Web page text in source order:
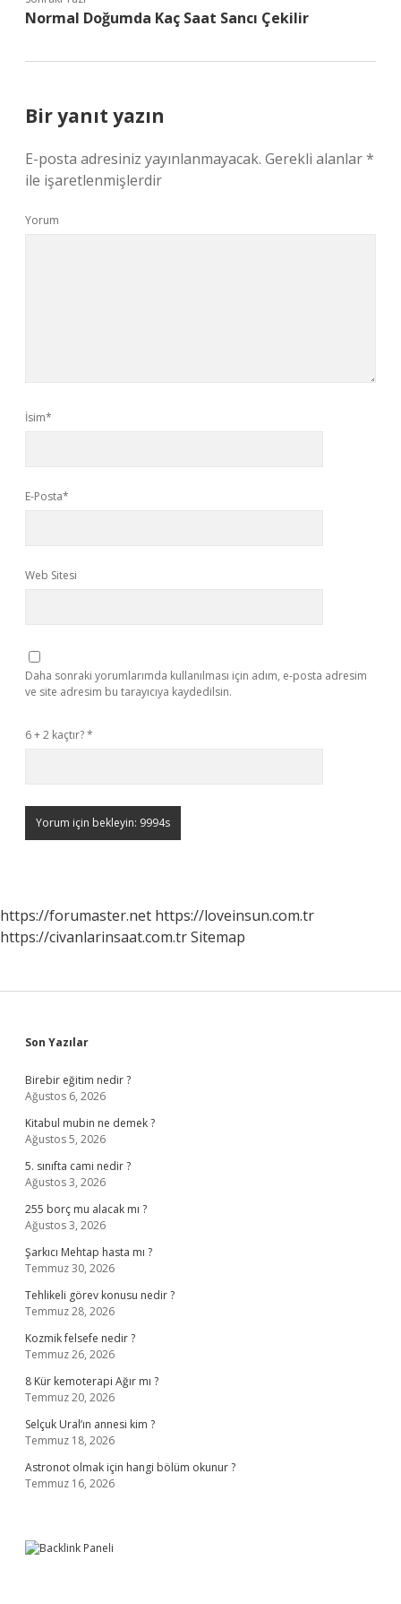
Normal Doğumda Kaç Saat Sancı Çekilir
Bir yanıt yazın
E-posta adresiniz yayınlanmayacak. Gerekli alanlar*
ile işaretlenmişlerdir
Yorum
İsim*
E-Posta*
Web Sitesi
Daha sonraki yorumlarımda kullanılması için adım, e-posta adresim
ve site adresim bu tarayıcıya kaydedilsin.
6 + 2 kaçtır?*
https://forumaster.net https://loveinsun.com.tr
https://civanlarinsaat.com.trSitemap
Sidebar
Son Yazılar
Birebir eğitim nedir ?
Ağustos 6, 2026
Kitabul mubin ne demek ?
Ağustos 5, 2026
5. sınıfta cami nedir ?
Ağustos 3, 2026
255 borç mu alacak mı ?
Ağustos 3, 2026
Şarkıcı Mehtap hasta mı ?
Temmuz 30, 2026
Tehlikeli görev konusu nedir ?
Temmuz 28, 2026
Kozmik felsefe nedir ?
Temmuz 26, 2026
8 Kür kemoterapi Ağır mı ?
Temmuz 20, 2026
Selçuk Ural’ın annesi kim ?
Temmuz 18, 2026
Astronot olmak için hangi bölüm okunur ?
Temmuz 16, 2026